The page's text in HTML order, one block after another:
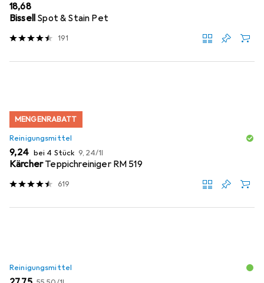
EUR
18,68
Bissell Spot & Stain Pet
191
MENGENRABATT
Reinigungsmittel
EUR
9,24 bei 4 Stück EUR
9,24/1l
KärcherTeppichreiniger RM 519
619
Reinigungsmittel
EUR